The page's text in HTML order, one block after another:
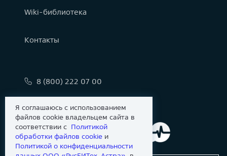
Wiki-библиотека
Контакты
8 (800) 222 07 00
Я соглашаюсь с использованием
файлов cookie владельцем сайта в
соответствии с Политикой
обработки файлов сookie и
Политикой о конфиденциальности